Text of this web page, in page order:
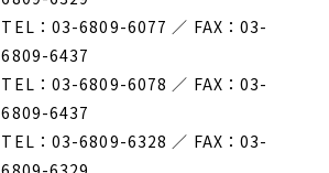
TEL：03-6809-6077 ／ FAX：03-
6809-6437
TEL：03-6809-6078 ／ FAX：03-
6809-6437
TEL：03-6809-6328 ／ FAX：03-